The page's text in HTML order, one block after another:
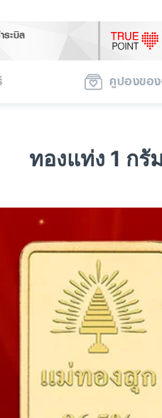
ระบิล
คูปองขอ
ทองแท่ง 1 กรัม